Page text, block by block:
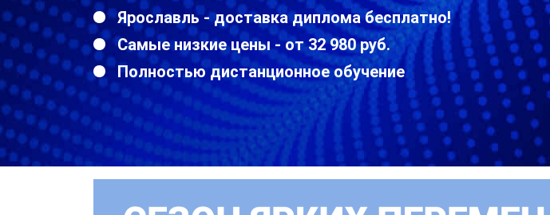
Ярославль - доставка диплома бесплатно!
Самые низкие цены - от 32 980 руб.
Полностью дистанционное обучение